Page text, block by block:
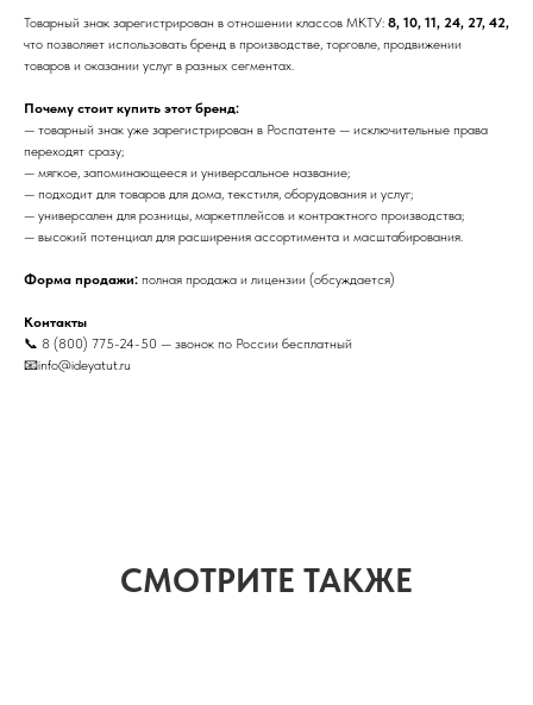
Товарный знак зарегистрирован в отношении классов МКТУ: 8, 10, 11, 24, 27, 42,
что позволяет использовать бренд в производстве, торговле, продвижении
товаров и оказании услуг в разных сегментах.
Почему стоит купить этот бренд:
— товарный знак уже зарегистрирован в Роспатенте — исключительные права
переходят сразу;
— мягкое, запоминающееся и универсальное название;
— подходит для товаров для дома, текстиля, оборудования и услуг;
— универсален для розницы, маркетплейсов и контрактного производства;
— высокий потенциал для расширения ассортимента и масштабирования.
Форма продажи: полная продажа и лицензии (обсуждается)
Контакты
📞 8 (800) 775-24-50 — звонок по России бесплатный
📧info@ideyatut.ru
СМОТРИТЕ ТАКЖЕ